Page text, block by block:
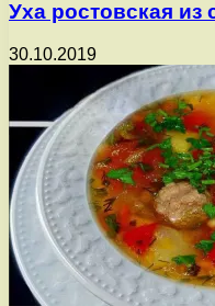
Уха ростовская
30.10.2019